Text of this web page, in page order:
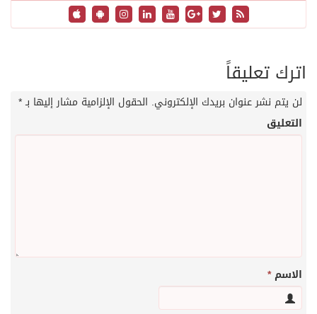
اترك تعليقاً
لن يتم نشر عنوان بريدك الإلكتروني. الحقول الإلزامية مشار إليها بـ *
التعليق
الاسم*